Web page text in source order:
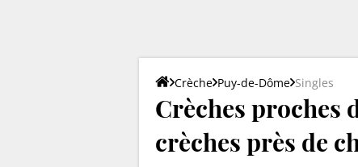
Crèche Puy-de-Dôme Singles
Crèches proches
crèches près de